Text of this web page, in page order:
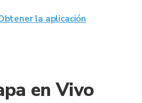
en Vivo
la aplicación